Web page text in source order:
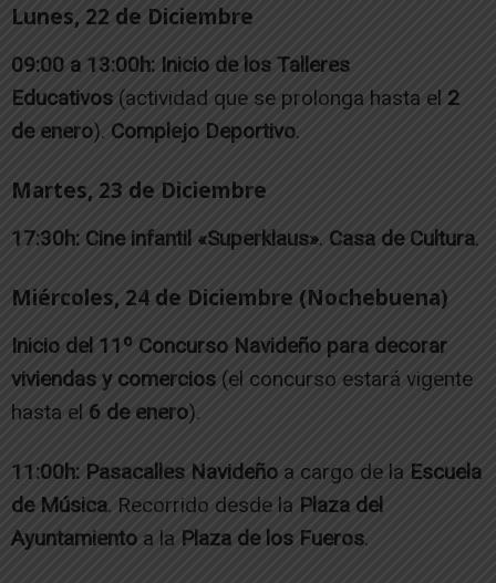
Lunes, 22 de Diciembre
09:00 a 13:00h: Inicio de los Talleres
Educativos (actividad que se prolonga hasta el 2
de enero). Complejo Deportivo.
Martes, 23 de Diciembre
17:30h: Cine infantil «Superklaus». Casa de Cultura.
Miércoles, 24 de Diciembre (Nochebuena)
Inicio del 11º Concurso Navideño para decorar
viviendas y comercios (el concurso estará vigente
hasta el 6 de enero).
11:00h: Pasacalles Navideño a cargo de la Escuela
de Música. Recorrido desde la Plaza del
Ayuntamiento a la Plaza de los Fueros.